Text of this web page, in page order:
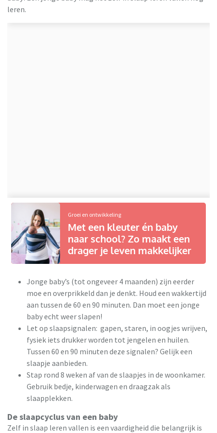
leren.
Groei en ontwikkeling
Met een kleuter én baby
naar school? Zo maakt een
drager je leven makkelijker
Jonge baby’s (tot ongeveer 4 maanden) zijn eerder
moe en overprikkeld dan je denkt. Houd een wakkertijd
aan tussen de 60 en 90 minuten. Dan moet een jonge
baby echt weer slapen!
Let op slaapsignalen: gapen, staren, in oogjes wrijven,
fysiek iets drukker worden tot jengelen en huilen.
Tussen 60 en 90 minuten deze signalen? Gelijk een
slaapje aanbieden.
Stap rond 8 weken af van de slaapjes in de woonkamer.
Gebruik bedje, kinderwagen en draagzak als
slaapplekken.
De slaapcyclus van een baby
Zelf in slaap leren vallen is een vaardigheid die belangrijk is